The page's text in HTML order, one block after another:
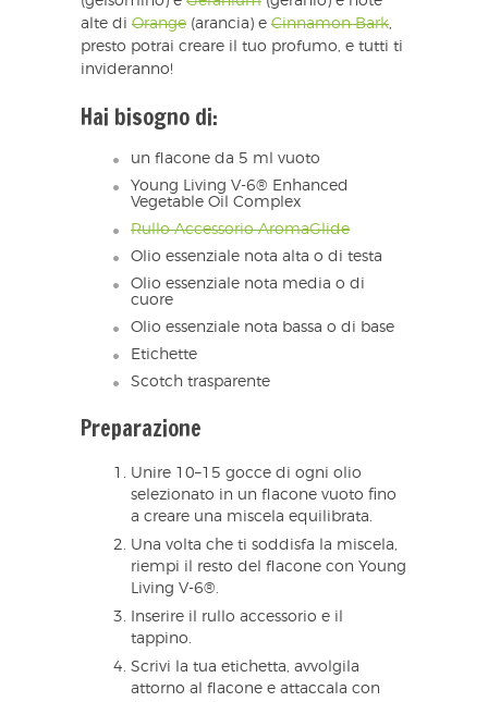
alte di Orange (arancia) e Cinnamon Bark,
presto potrai creare il tuo profumo, e tutti ti
invideranno!
Hai bisogno di:
un flacone da 5 ml vuoto
Young Living V-6® Enhanced
Vegetable Oil Complex
Rullo Accessorio AromaGlide
Olio essenziale nota alta o di testa
Olio essenziale nota media o di
cuore
Olio essenziale nota bassa o di base
Etichette
Scotch trasparente
Preparazione
Unire 10–15 gocce di ogni olio
selezionato in un flacone vuoto fino
a creare una miscela equilibrata.
Una volta che ti soddisfa la miscela,
riempi il resto del flacone con Young
Living V-6®.
Inserire il rullo accessorio e il
tappino.
Scrivi la tua etichetta, avvolgila
attorno al flacone e attaccala con